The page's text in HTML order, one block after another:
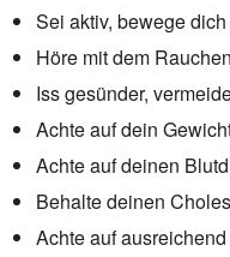
Sei aktiv, bewege
Höre mit dem
Iss gesünder,
Achte auf dein
Achte auf deinen
Behalte deinen
Achte auf